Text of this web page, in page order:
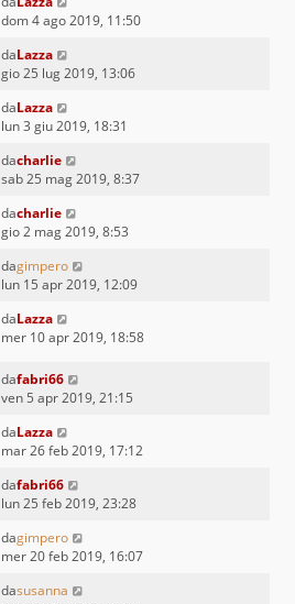
dom 4 ago 2019, 11:50
daLazza
gio 25 lug 2019, 13:06
daLazza
lun 3 giu 2019, 18:31
dacharlie
sab 25 mag 2019, 8:37
dacharlie
gio 2 mag 2019, 8:53
dagimpero
lun 15 apr 2019, 12:09
daLazza
mer 10 apr 2019, 18:58
dafabri66
ven 5 apr 2019, 21:15
daLazza
mar 26 feb 2019, 17:12
dafabri66
lun 25 feb 2019, 23:28
dagimpero
mer 20 feb 2019, 16:07
dasusanna